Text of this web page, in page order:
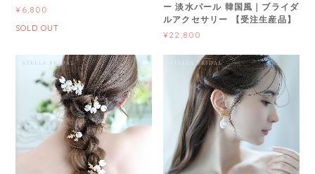
¥6,800
SOLD OUT
ー 淡水パール 韓国風｜ブライダ
ルアクセサリー 【受注生産品】
¥22,800